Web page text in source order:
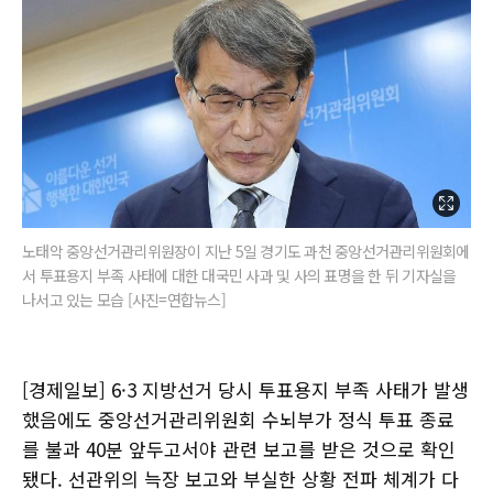
노태악 중앙선거관리위원장이 지난 5일 경기도 과천 중앙선거관리위원회에
서 투표용지 부족 사태에 대한 대국민 사과 및 사의 표명을 한 뒤 기자실을
나서고 있는 모습 [사진=연합뉴스]
[경제일보] 6·3 지방선거 당시 투표용지 부족 사태가 발생
했음에도 중앙선거관리위원회 수뇌부가 정식 투표 종료
를 불과 40분 앞두고서야 관련 보고를 받은 것으로 확인
됐다. 선관위의 늑장 보고와 부실한 상황 전파 체계가 다